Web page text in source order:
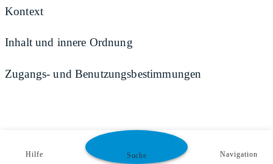
Kontext
Inhalt und innere Ordnung
Zugangs- und Benutzungsbestimmungen
Hilfe Suche Navigation